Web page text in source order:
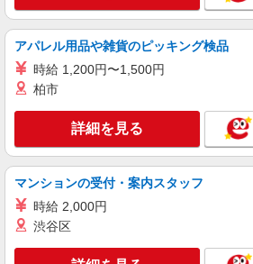
アパレル用品や雑貨のピッキング検品
時給 1,200円〜1,500円
柏市
詳細を見る
マンションの受付・案内スタッフ
時給 2,000円
渋谷区